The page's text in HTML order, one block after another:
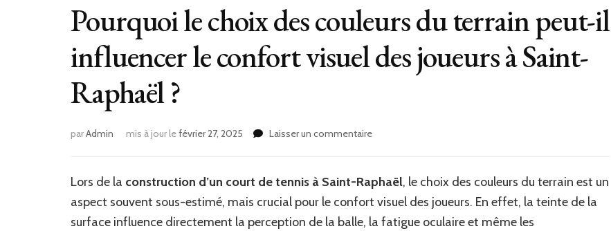
Pourquoi le choix des couleurs du terrain peut-il
influencer le confort visuel des joueurs à Saint-
Raphaël ?
parAdmin mis à jour lefévrier 27, 2025 Laisser un commentairesur
choix
des
couleurs
du
Lors de la construction d’un court de tennis à Saint-Raphaël, le choix des couleurs du terrain est un
aspect souvent sous-estimé, mais crucial pour le confort visuel des joueurs. En effet, la teinte de la
surface influence directement la perception de la balle, la fatigue oculaire et même les